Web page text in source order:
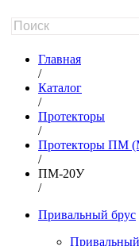
Главная
/
Каталог
/
Протекторы
/
Протекторы ПМ
/
ПМ-20У
/
Привальный брус